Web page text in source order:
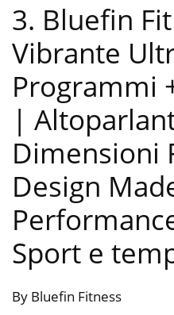
3. Bluefin
Vibrante
Programmi
|
Dimensioni
Design
Sport e
By Bluefin Fitness